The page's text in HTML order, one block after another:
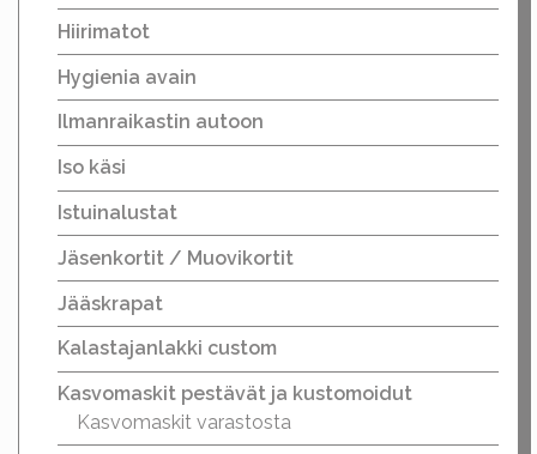
Hiirimatot
Hygienia avain
Ilmanraikastin autoon
Iso käsi
Istuinalustat
Jäsenkortit / Muovikortit
Jääskrapat
Kalastajanlakki custom
Kasvomaskit pestävät ja kustomoidut
Kasvomaskit varastosta